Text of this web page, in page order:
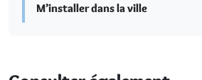
M’installer dans la ville